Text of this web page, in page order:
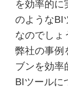
を効率的に
のようなBI
なのでしょ
弊社の事例
ブンを効率
BIツールに